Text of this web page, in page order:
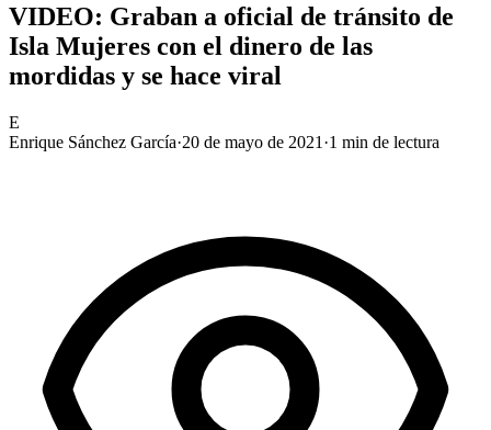
VIDEO: Graban a oficial de tránsito de
Isla Mujeres con el dinero de las
mordidas y se hace viral
E
Enrique Sánchez García·20 de mayo de 2021 ·1 min de lectura